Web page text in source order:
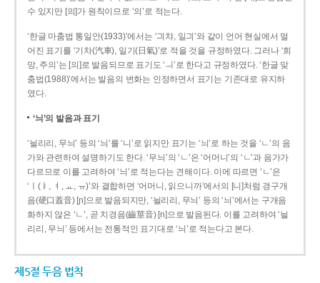
수 있지만 [의]가 원칙이므로 ‘의’로 적는다.
‘한글 마춤법 통일안(1933)’에서는 ‘긔챠, 일긔’와 같이 언어 현실에서 멀
어진 표기를 ‘기차(汽車), 일기(日氣)’로 적을 것을 규정하였다. 그러나 ‘희
망, 주의’는 [의]로 발음되므로 표기도 ‘ㅢ’로 한다고 규정하였다. ‘한글 맞
춤법(1988)’에서는 발음의 변화는 인정하면서 표기는 기존대로 유지하
였다.
‘늬’의 발음과 표기
‘늴리리, 무늬’ 등의 ‘늬’를 ‘니’로 읽지만 표기는 ‘늬’로 하는 것을 ‘ㄴ’의 음
가와 관련하여 설명하기도 한다. ‘무늬’의 ‘ㄴ’은 ‘어머니’의 ‘ㄴ’과 음가가
다르므로 이를 고려하여 ‘늬’로 적는다는 견해이다. 이에 따르면 ‘ㄴ’은
‘ㅣ(ㅑ, ㅕ, ㅛ, ㅠ)’와 결합하면 ‘어머니, 읽으니까’에서의 [니]처럼 경구개
음(硬口蓋音) [ɲ]으로 발음되지만, ‘늴리리, 무늬’ 등의 ‘늬’에서는 구개음
화하지 않은 ‘ㄴ’, 곧 치경음(齒莖音) [n]으로 발음된다. 이를 고려하여 ‘늴
리리, 무늬’ 등에서는 전통적인 표기대로 ‘늬’로 적는다고 본다.
제5절 두음 법칙